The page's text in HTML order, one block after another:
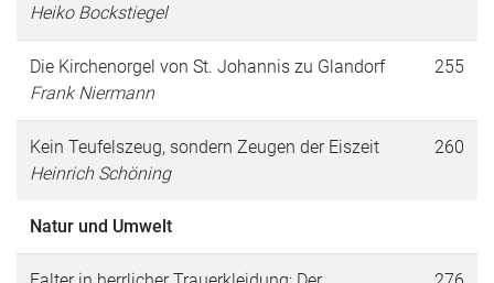
Heiko Bockstiegel
Die Kirchenorgel von St. Johannis zu Glandorf
Frank Niermann
255
Kein Teufelszeug, sondern Zeugen der Eiszeit
Heinrich Schöning
260
Natur und Umwelt